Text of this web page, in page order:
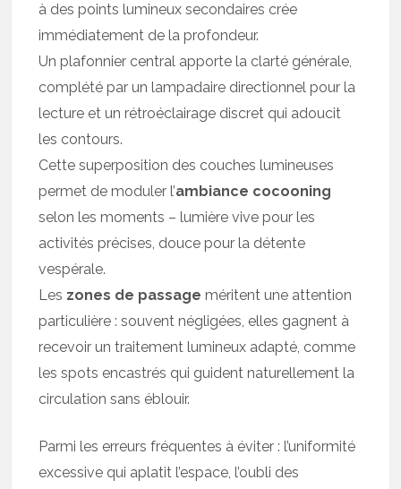
à des points lumineux secondaires crée
immédiatement de la profondeur.
Un plafonnier central apporte la clarté générale,
complété par un lampadaire directionnel pour la
lecture et un rétroéclairage discret qui adoucit
les contours.
Cette superposition des couches lumineuses
permet de moduler l’ambiance cocooning
selon les moments – lumière vive pour les
activités précises, douce pour la détente
vespérale.
Les zones de passage méritent une attention
particulière : souvent négligées, elles gagnent à
recevoir un traitement lumineux adapté, comme
les spots encastrés qui guident naturellement la
circulation sans éblouir.
Parmi les erreurs fréquentes à éviter : l’uniformité
excessive qui aplatit l’espace, l’oubli des